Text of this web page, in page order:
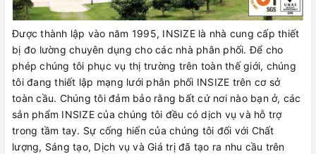
Được thành lập vào năm 1995, INSIZE là nhà cung cấp thiết
bị đo lường chuyên dụng cho các nhà phân phối. Để cho
phép chúng tôi phục vụ thị trường trên toàn thế giới, chúng
tôi đang thiết lập mạng lưới phân phối INSIZE trên cơ sở
toàn cầu. Chúng tôi đảm bảo rằng bất cứ nơi nào bạn ở, các
sản phẩm INSIZE của chúng tôi đều có dịch vụ và hỗ trợ
trong tầm tay. Sự cống hiến của chúng tôi đối với Chất
lượng, Sáng tạo, Dịch vụ và Giá trị đã tạo ra nhu cầu trên